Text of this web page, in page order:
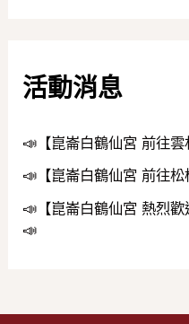
活動消息
📣【崑崙白鶴仙宮 前往
📣【崑崙白鶴仙宮 前往
📣【崑崙白鶴仙宮 熱烈歡
📣